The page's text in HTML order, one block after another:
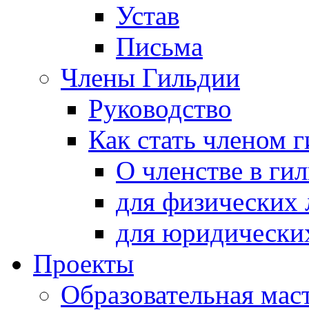
Устав
Письма
Члены Гильдии
Руководство
Как стать членом
О членстве в
для физических
для
Проекты
Образовательная